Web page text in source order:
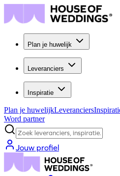
Plan je huwelijk
Leveranciers
Inspiratie
Plan je huwelijkLeveranciers
Word partner
Zoek
Jouw profiel